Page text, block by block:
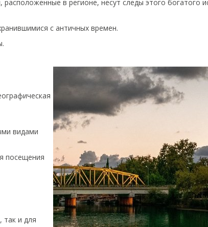
в регионе, несут следы этого богатого
с античных времен.
видами
посещения
так и для